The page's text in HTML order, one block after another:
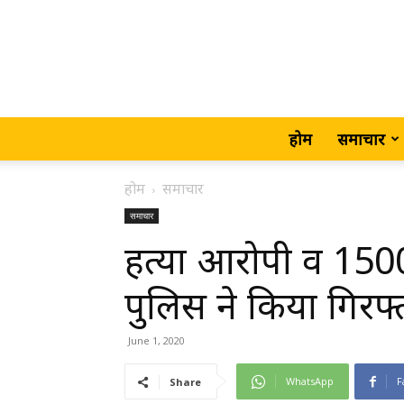
होम समाचार
होम समाचार
समाचार
हत्या आरोपी व
पुलिस ने किया
June 1, 2020
Share WhatsApp